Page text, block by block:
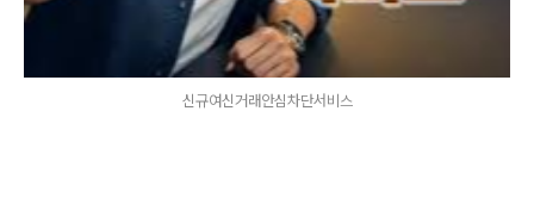
신규여신거래안심차단서비스